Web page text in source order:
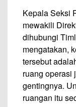
Kepala Seksi
mewakili
dihubungi
mengatakan,
tersebut
ruang operasi
gentingnya.
ruangan itu